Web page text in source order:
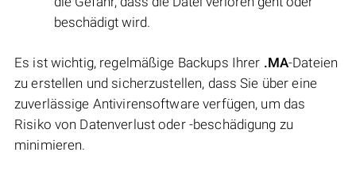
beschädigt wird.
Es ist wichtig, regelmäßige Backups Ihrer .MA-Dateien
zu erstellen und sicherzustellen, dass Sie über eine
zuverlässige Antivirensoftware verfügen, um das
Risiko von Datenverlust oder -beschädigung zu
minimieren.